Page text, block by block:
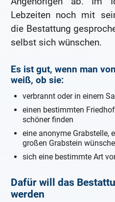
Lebzeiten noch mit
die Bestattung
selbst sich wünschen.
Es ist gut, wenn man
weiß, ob sie:
verbrannt oder in einem
einen bestimmten
schöner finden
eine anonyme Grabstelle,
großen Grabstein
sich eine bestimmte Art
Dafür will das
werden